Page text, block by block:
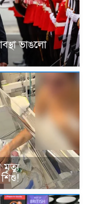
ভাঙলো
মৃত্যু,